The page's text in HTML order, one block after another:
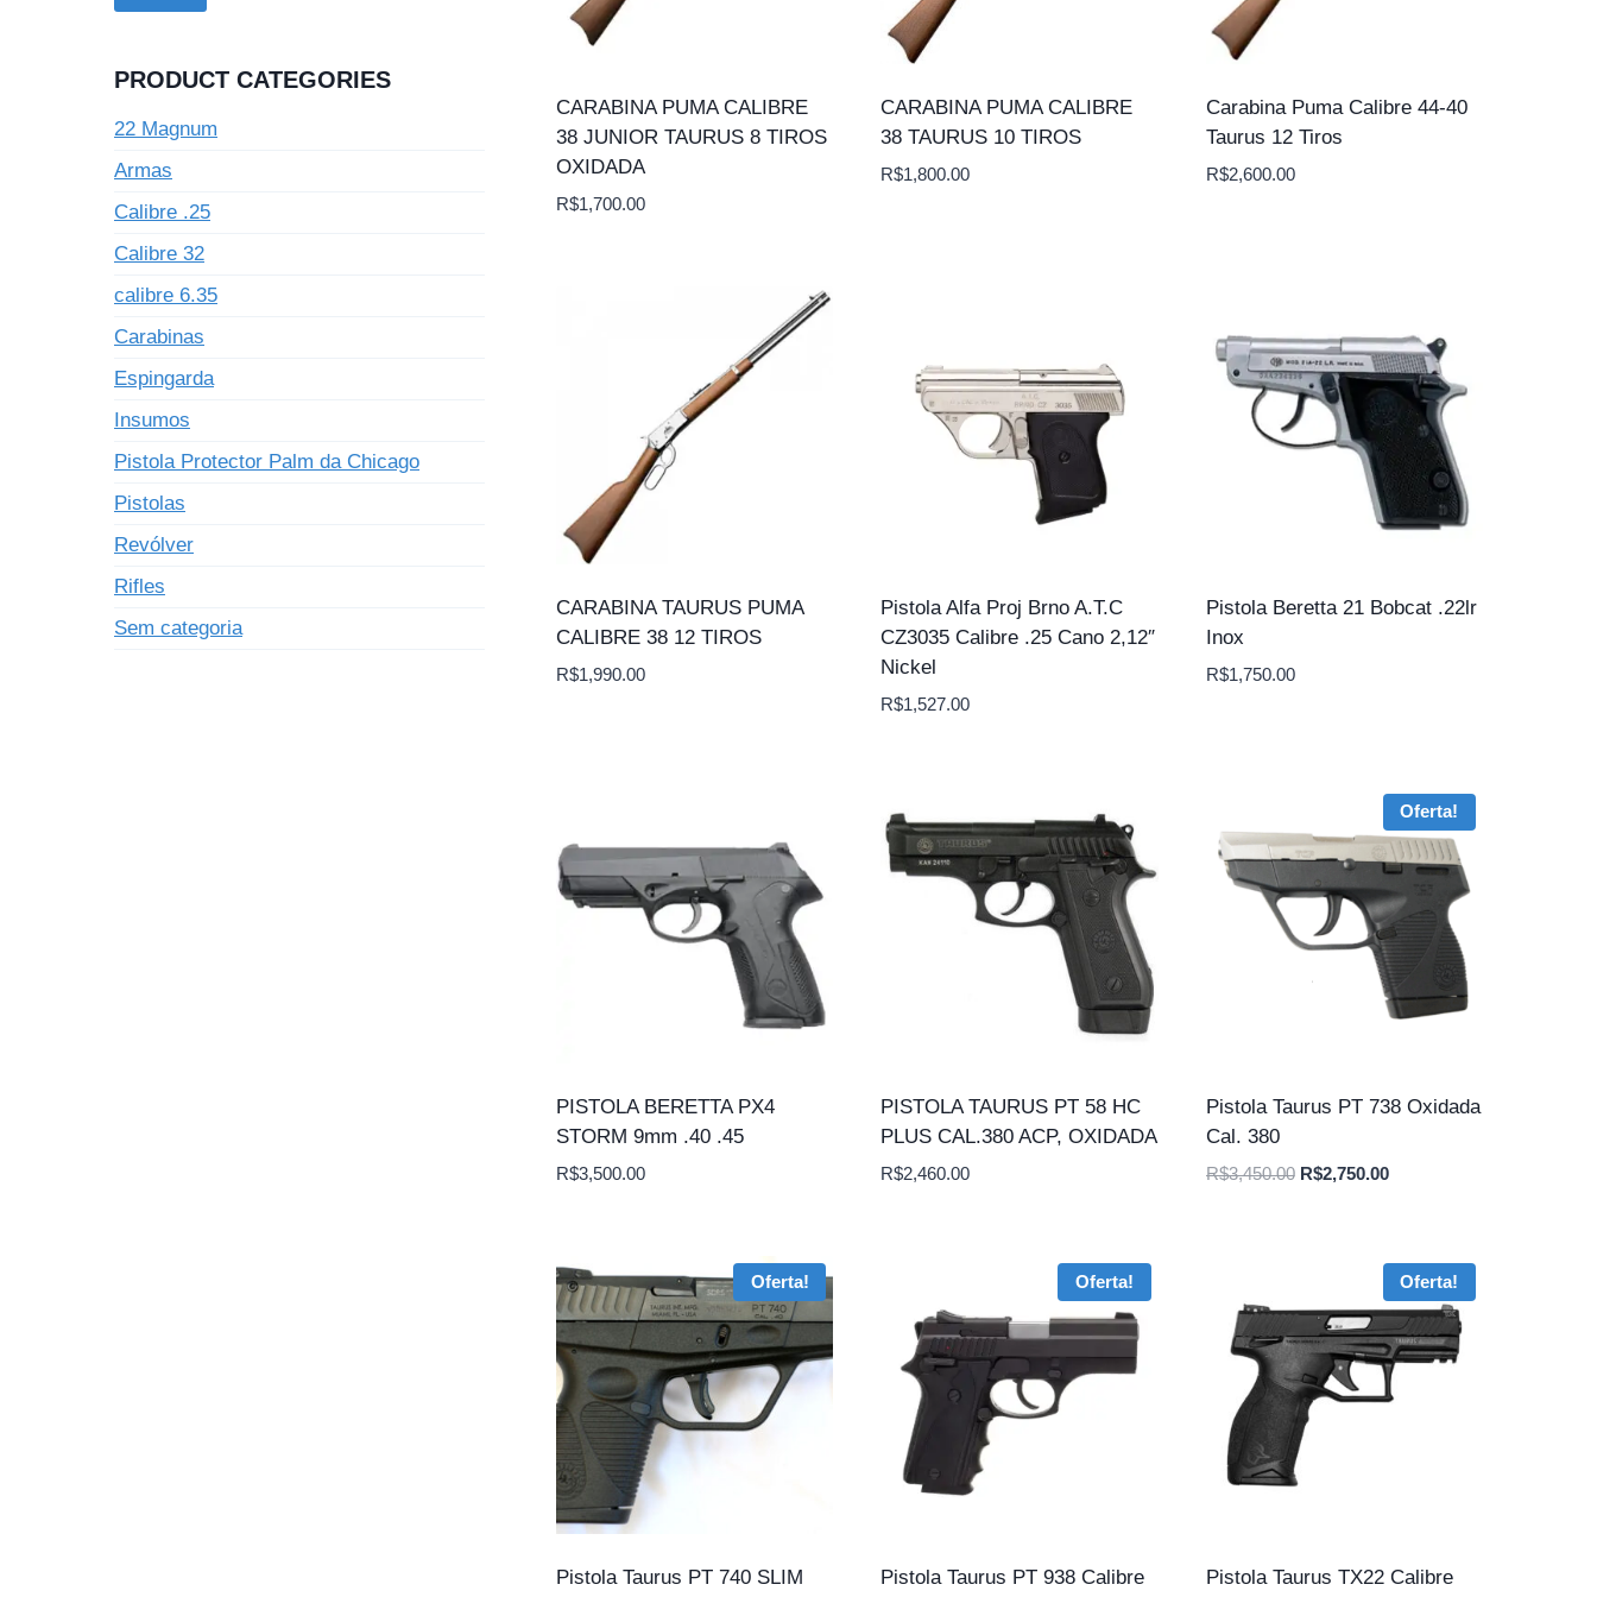
CARABINA PUMA CALIBRE
38 JUNIOR TAURUS 8 TIROS
OXIDADA
R$1,700.00
CARABINA PUMA CALIBRE
38 TAURUS 10 TIROS
R$1,800.00
Carabina Puma Calibre 44-40
Taurus 12 Tiros
R$2,600.00
CARABINA TAURUS PUMA
CALIBRE 38 12 TIROS
R$1,990.00
Pistola Alfa Proj Brno A.T.C
CZ3035 Calibre .25 Cano 2,12″
Nickel
R$1,527.00
Pistola Beretta 21 Bobcat .22lr
Inox
R$1,750.00
PISTOLA BERETTA PX4
STORM 9mm .40 .45
R$3,500.00
PISTOLA TAURUS PT 58 HC
PLUS CAL.380 ACP, OXIDADA
R$2,460.00
Oferta!
Pistola Taurus PT 738 Oxidada
Cal. 380
R$3,450.00 O
R$2,750.00O
R$2,750.00.
Oferta!
Pistola Taurus PT 740 SLIM
Oferta!
Pistola Taurus PT 938 Calibre
Oferta!
Pistola Taurus TX22 Calibre
PRODUCT CATEGORIES
22 Magnum
Armas
Calibre .25
Calibre 32
calibre 6.35
Carabinas
Espingarda
Insumos
Pistola Protector Palm da Chicago
Pistolas
Revólver
Rifles
Sem categoria